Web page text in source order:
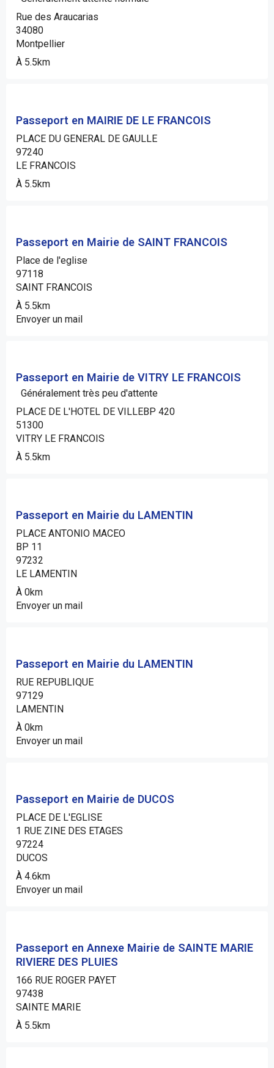
Rue des Araucarias
34080
Montpellier
À 5.5km
Passeport en MAIRIE DE LE FRANCOIS
PLACE DU GENERAL DE GAULLE
97240
LE FRANCOIS
À 5.5km
Passeport en Mairie de SAINT FRANCOIS
Place de l'eglise
97118
SAINT FRANCOIS
À 5.5km
Envoyer un mail
Passeport en Mairie de VITRY LE FRANCOIS
Généralement très peu d'attente
PLACE DE L'HOTEL DE VILLEBP 420
51300
VITRY LE FRANCOIS
À 5.5km
Passeport en Mairie du LAMENTIN
PLACE ANTONIO MACEO
BP 11
97232
LE LAMENTIN
À 0km
Envoyer un mail
Passeport en Mairie du LAMENTIN
RUE REPUBLIQUE
97129
LAMENTIN
À 0km
Envoyer un mail
Passeport en Mairie de DUCOS
PLACE DE L'EGLISE
1 RUE ZINE DES ETAGES
97224
DUCOS
À 4.6km
Envoyer un mail
Passeport en Annexe Mairie de SAINTE MARIE
RIVIERE DES PLUIES
166 RUE ROGER PAYET
97438
SAINTE MARIE
À 5.5km